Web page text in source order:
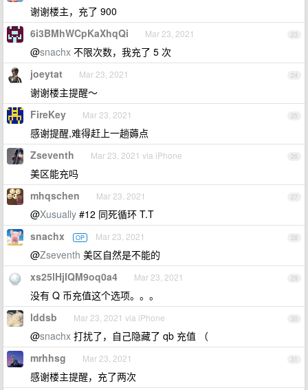
谢谢楼主，充了 900
23
6i3BMhWCpKaXhqQi Mar 23, 2021
@snachx 不限次数，我充了 5 次
24
joeytat Mar 23, 2021
谢谢楼主提醒～
25
FireKey Mar 23, 2021
感谢提醒,难得赶上一趟薅点
26
Zseventh Mar 23, 2021 via iPhone
美区能充吗
27
mhqschen Mar 23, 2021
@Xusually #12 同死循环 T.T
28
snachx OP Mar 23, 2021
@Zseventh 美区自然是不能的
29
xs25lHjIQM9oq0a4 Mar 23, 2021
没有 Q 币充值这个选项。。。
30
lddsb Mar 23, 2021 via iPhone
@snachx 打扰了，自己隐藏了 qb 充值 （
31
mrhhsg Mar 23, 2021
感谢楼主提醒，充了两次